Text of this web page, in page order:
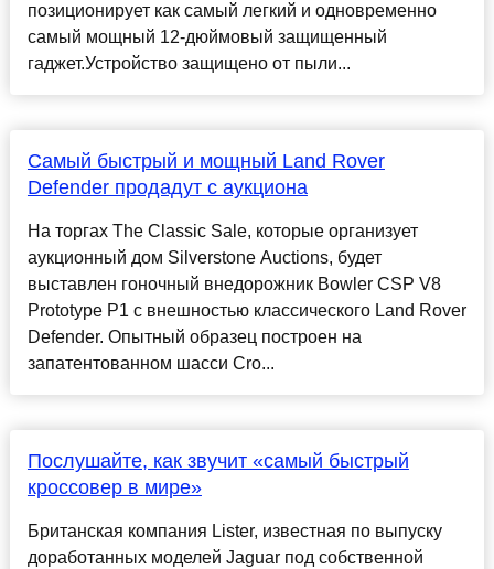
позиционирует как самый легкий и одновременно
самый мощный 12-дюймовый защищенный
гаджет.Устройство защищено от пыли...
Самый быстрый и мощный Land Rover
Defender продадут с аукциона
На торгах The Classic Sale, которые организует
аукционный дом Silverstone Auctions, будет
выставлен гоночный внедорожник Bowler CSP V8
Prototype P1 с внешностью классического Land Rover
Defender. Опытный образец построен на
запатентованном шасси Cro...
Послушайте, как звучит «самый быстрый
кроссовер в мире»
Британская компания Lister, известная по выпуску
доработанных моделей Jaguar под собственной